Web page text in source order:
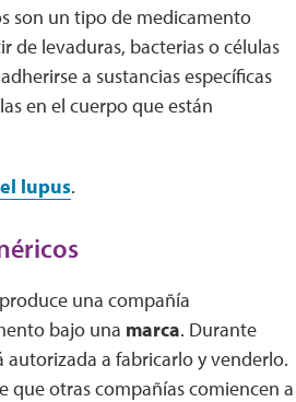
son un tipo de medicamento
de levaduras, bacterias o células
a sustancias específicas
en el cuerpo que están
lupus.
una compañía
bajo una marca. Durante
autorizada a fabricarlo y venderlo.
que otras compañías comiencen a